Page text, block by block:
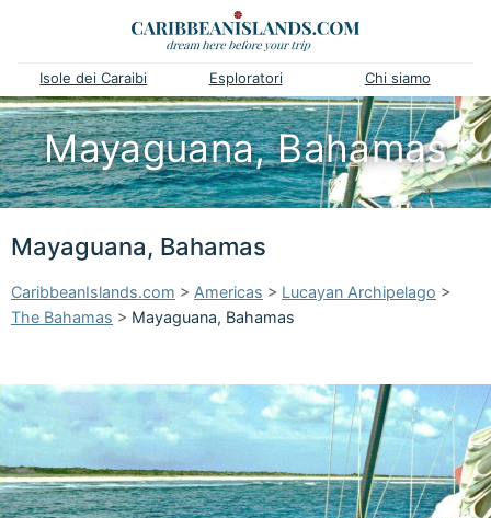
Isole dei Caraibi Esploratori Chi siamo
Mayaguana, Bahamas
Mayaguana, Bahamas
CaribbeanIslands.com > Americas > Lucayan Archipelago >
The Bahamas > Mayaguana, Bahamas